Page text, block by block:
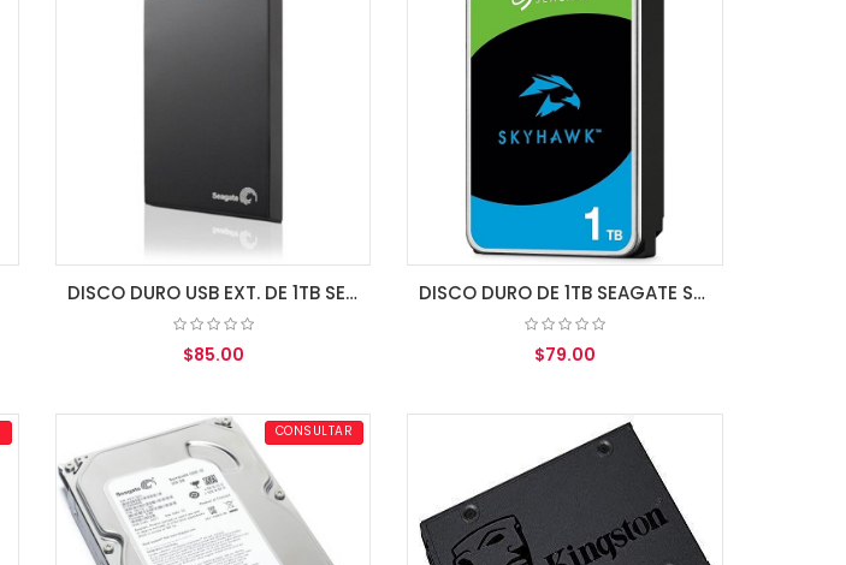
DISCO DURO USB EXT. DE 1TB SEAGATE STGX1000400
$85.00
AGREGAR AL CARRITO
DISCO DURO DE 1TB SEAGATE SKYHAWK 3.5
$79.00
AGREGAR AL CARRITO
CONSULTAR